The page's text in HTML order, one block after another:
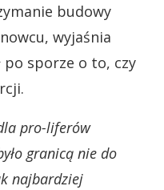
budowy
wyjaśnia
po sporze o to, czy
pro-liferów
granicą nie do
najbardziej